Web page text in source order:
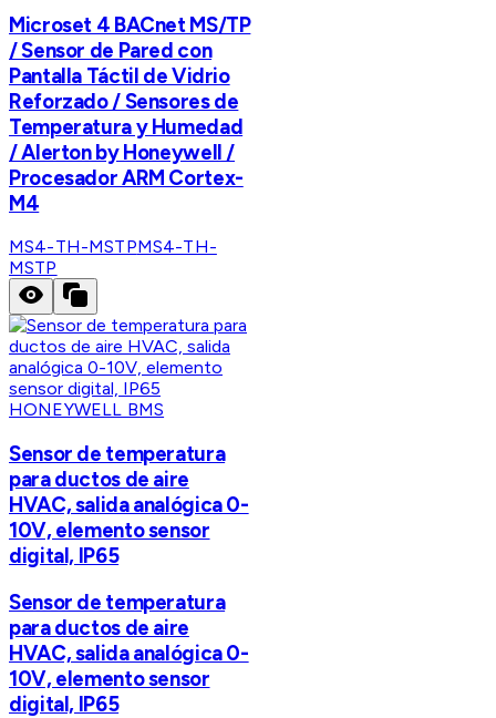
Microset 4 BACnet MS/TP
/ Sensor de Pared con
Pantalla Táctil de Vidrio
Reforzado / Sensores de
Temperatura y Humedad
/ Alerton by Honeywell /
Procesador ARM Cortex-
M4
MS4-TH-MSTPMS4-TH-
MSTP
HONEYWELL BMS
Sensor de temperatura
para ductos de aire
HVAC, salida analógica 0-
10V, elemento sensor
digital, IP65
Sensor de temperatura
para ductos de aire
HVAC, salida analógica 0-
10V, elemento sensor
digital, IP65